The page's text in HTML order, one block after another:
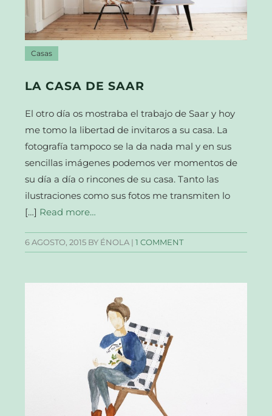
Casas
LA CASA DE SAAR
El otro día os mostraba el trabajo de Saar y hoy
me tomo la libertad de invitaros a su casa. La
fotografía tampoco se la da nada mal y en sus
sencillas imágenes podemos ver momentos de
su día a día o rincones de su casa. Tanto las
ilustraciones como sus fotos me transmiten lo
[…] Read more…
6 AGOSTO, 2015 BY ÉNOLA |1 COMMENT